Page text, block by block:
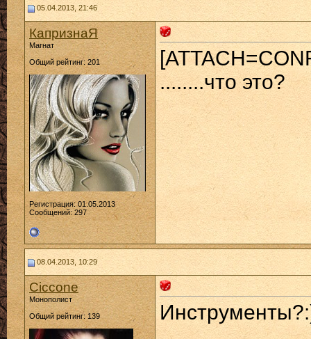
05.04.2013, 21:46
КапризнаЯ
Магнат
Общий рейтинг: 201
Регистрация: 01.05.2013
Сообщений: 297
........что это?
08.04.2013, 10:29
Ciccone
Монополист
Общий рейтинг: 139